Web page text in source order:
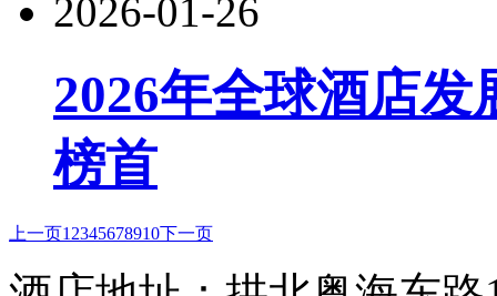
2026-01-26
2026年全球酒店
榜首
上一页1 2345678910下一页